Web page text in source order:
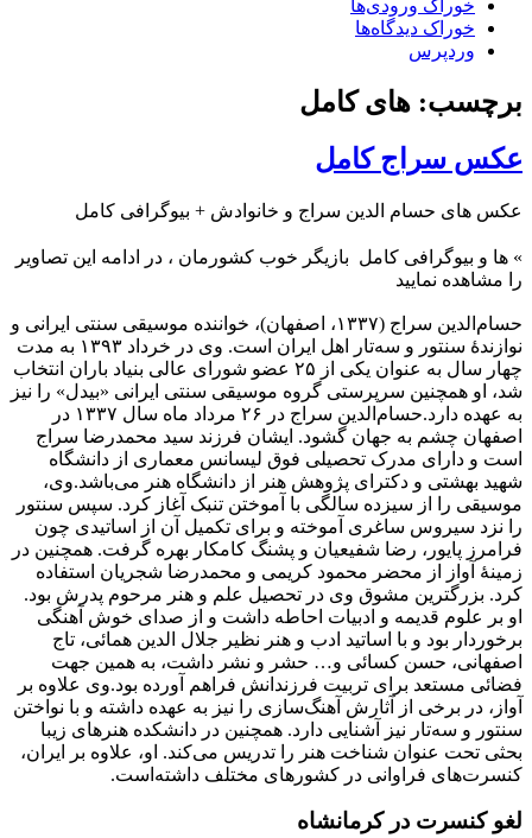
خوراک ورودی‌ها
خوراک دیدگاه‌ها
وردپرس
برچسب: های کامل
عکس سراج کامل
عکس های حسام الدین سراج و خانوادش + بیوگرافی کامل
» ها و بیوگرافی کامل بازیگر خوب کشورمان ، در ادامه این تصاویر
را مشاهده نمایید
حسام‌الدین سراج (۱۳۳۷، اصفهان)، خواننده موسیقی سنتی ایرانی و
نوازندهٔ سنتور و سه‌تار اهل ایران است. وی در خرداد ۱۳۹۳ به مدت
چهار سال به عنوان یکی از ۲۵ عضو شورای عالی بنیاد باران انتخاب
شد، او همچنین سرپرستی گروه موسیقی سنتی ایرانی «بیدل» را نیز
به عهده دارد.حسام‌الدین سراج در ۲۶ مرداد ماه سال ۱۳۳۷ در
اصفهان چشم به جهان گشود. ایشان فرزند سید محمدرضا سراج
است و دارای مدرک تحصیلی فوق لیسانس معماری از دانشگاه
شهید بهشتی و دکترای پژوهش هنر از دانشگاه هنر می‌باشد.وی،
موسیقی را از سیزده سالگی با آموختن تنبک آغاز کرد. سپس سنتور
را نزد سیروس ساغری آموخته و برای تکمیل آن از اساتیدی چون
فرامرز پایور، رضا شفیعیان و پشنگ کامکار بهره گرفت. همچنین در
زمینهٔ آواز از محضر محمود کریمی و محمدرضا شجریان استفاده
کرد. بزرگترین مشوق وی در تحصیل علم و هنر مرحوم پدرش بود.
او بر علوم قدیمه و ادبیات احاطه داشت و از صدای خوش آهنگی
برخوردار بود و با اساتید ادب و هنر نظیر جلال الدین همائی، تاج
اصفهانی، حسن کسائی و… حشر و نشر داشت، به همین جهت
فضائی مستعد برای تربیت فرزندانش فراهم آورده بود.وی علاوه بر
آواز، در برخی از آثارش آهنگ‌سازی را نیز به عهده داشته و با نواختن
سنتور و سه‌تار نیز آشنایی دارد. همچنین در دانشکده هنرهای زیبا
بحثی تحت عنوان شناخت هنر را تدریس می‌کند. او، علاوه بر ایران،
کنسرت‌های فراوانی در کشورهای مختلف داشته‌است.
لغو کنسرت در کرمانشاه